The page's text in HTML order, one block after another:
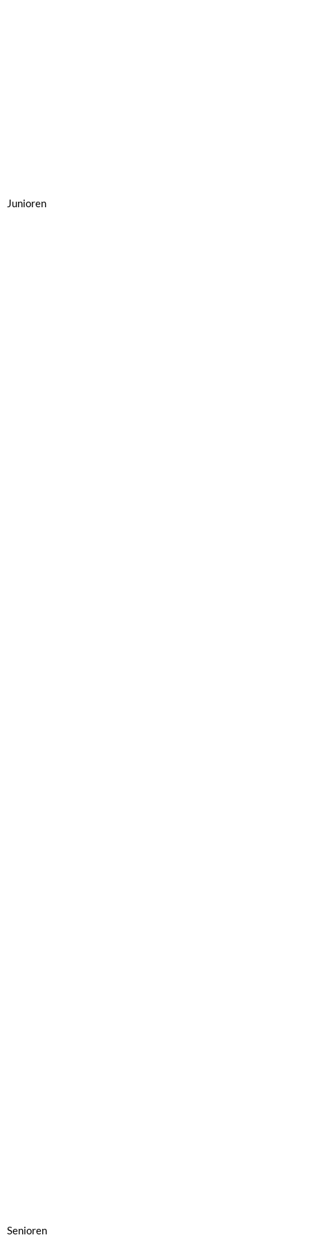
Junioren
Senioren